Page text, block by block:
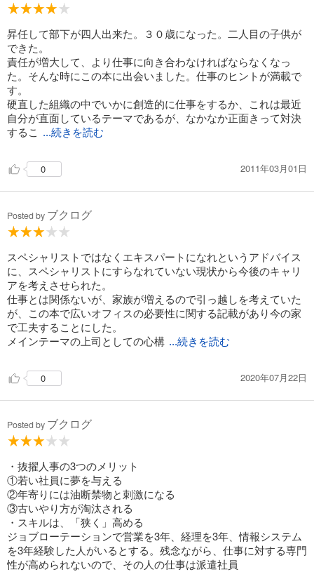
昇任して部下が四人出来た。３０歳になった。二人目の子供が
できた。
責任が増大して、より仕事に向き合わなければならなくなっ
た。そんな時にこの本に出会いました。仕事のヒントが満載で
す。
硬直した組織の中でいかに創造的に仕事をするか、これは最近
自分が直面しているテーマであるが、なかなか正面きって対決
するこ
...続きを読む
0 2011年03月01日
Posted by ブクログ
スペシャリストではなくエキスパートになれというアドバイス
に、スペシャリストにすらなれていない現状から今後のキャリ
アを考えさせられた。
仕事とは関係ないが、家族が増えるので引っ越しを考えていた
が、この本で広いオフィスの必要性に関する記載があり今の家
で工夫することにした。
メインテーマの上司としての心構 ...続きを読む
0 2020年07月22日
Posted by ブクログ
・抜擢人事の3つのメリット
①若い社員に夢を与える
②年寄りには油断禁物と刺激になる
③古いやり方が淘汰される
・スキルは、「狭く」高める
ジョブローテーションで営業を3年、経理を3年、情報システム
を3年経験した人がいるとする。残念ながら、仕事に対する専門
性が高められないので、その人の仕事は派遣社員